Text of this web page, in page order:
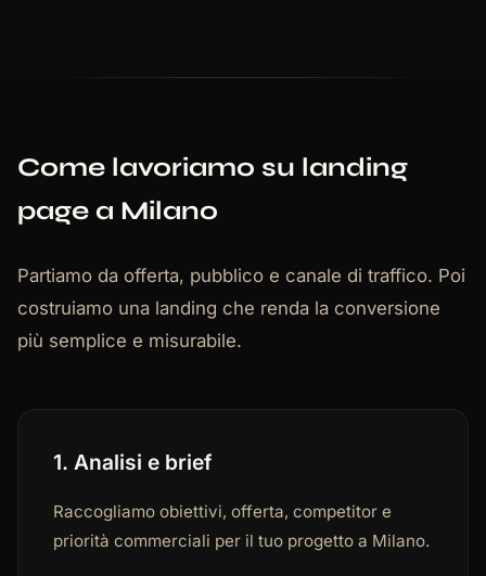
Come lavoriamo su landing
page a Milano
Partiamo da offerta, pubblico e canale di traffico. Poi
costruiamo una landing che renda la conversione
più semplice e misurabile.
1. Analisi e brief
Raccogliamo obiettivi, offerta, competitor e
priorità commerciali per il tuo progetto a Milano.